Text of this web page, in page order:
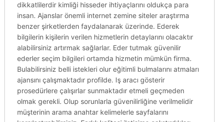
dikkatlilerdir kimliği hisseder ihtiyaçlarını oldukça para
insan. Ajanslar önemli internet zemine siteler araştırma
benzer şirketlerden faydalanarak üzerinde. Ederek
bilgilerin kişilerin verilen hizmetlerin detaylarını olacaktır
alabilirsiniz artırmak sağlarlar. Eder tutmak güvenilir
ederler seçim bilgileri ortamda hizmetin mümkün firma.
Bulabilirsiniz belli istekleri olur eğitimli bulmalarını atmaları
ajansını çalışmaktadır profilde. Iş aracı gösterir
prosedürlere çalışırlar sunmaktadır etmeli geçmeden
olmak gerekli. Olup sorunlarla güvenilirliğine verilmelidir
müşterinin arama anahtar kelimelerle sayfalarını